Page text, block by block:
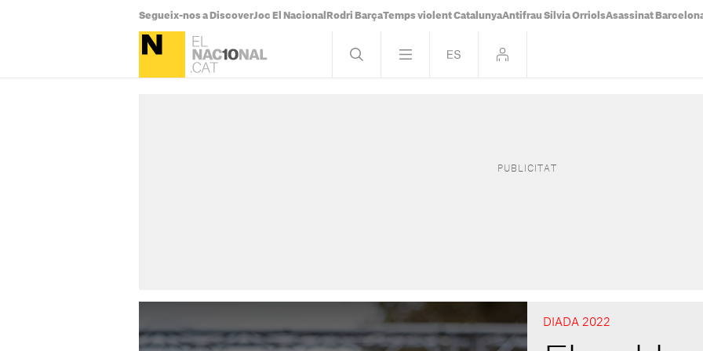
Segueix-nos a DiscoverJoc El Nacional Rodri BarçaTemps violent CatalunyaAntifrau Sílvia OrriolsAsassinat
DIADA 2022